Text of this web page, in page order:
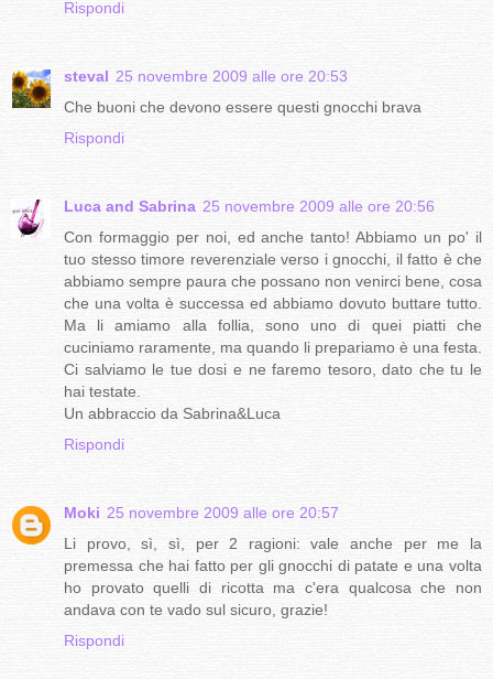
Rispondi
steval 25 novembre 2009 alle ore 20:53
Che buoni che devono essere questi gnocchi brava
Rispondi
Luca and Sabrina 25 novembre 2009 alle ore 20:56
Con formaggio per noi, ed anche tanto! Abbiamo un po' il
tuo stesso timore reverenziale verso i gnocchi, il fatto è che
abbiamo sempre paura che possano non venirci bene, cosa
che una volta è successa ed abbiamo dovuto buttare tutto.
Ma li amiamo alla follia, sono uno di quei piatti che
cuciniamo raramente, ma quando li prepariamo è una festa.
Ci salviamo le tue dosi e ne faremo tesoro, dato che tu le
hai testate.
Un abbraccio da Sabrina&Luca
Rispondi
Moki 25 novembre 2009 alle ore 20:57
Li provo, sì, sì, per 2 ragioni: vale anche per me la
premessa che hai fatto per gli gnocchi di patate e una volta
ho provato quelli di ricotta ma c'era qualcosa che non
andava con te vado sul sicuro, grazie!
Rispondi